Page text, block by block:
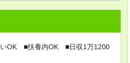
OK ■扶養内OK ■日収1万1200